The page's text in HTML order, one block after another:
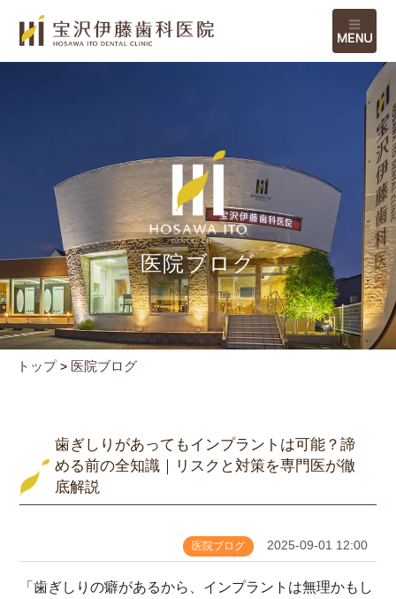
医院ブログ
トップ > 医院ブログ
歯ぎしりがあってもインプラントは可能？諦
める前の全知識｜リスクと対策を専門医が徹
底解説
医院ブログ 2025-09-01 12:00
「歯ぎしりの癖があるから、インプラントは無理かもし